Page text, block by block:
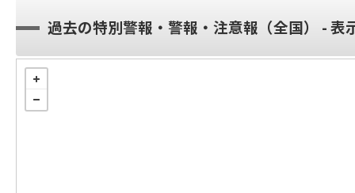
過去の特別警報・警報・注意報（全国） - 表